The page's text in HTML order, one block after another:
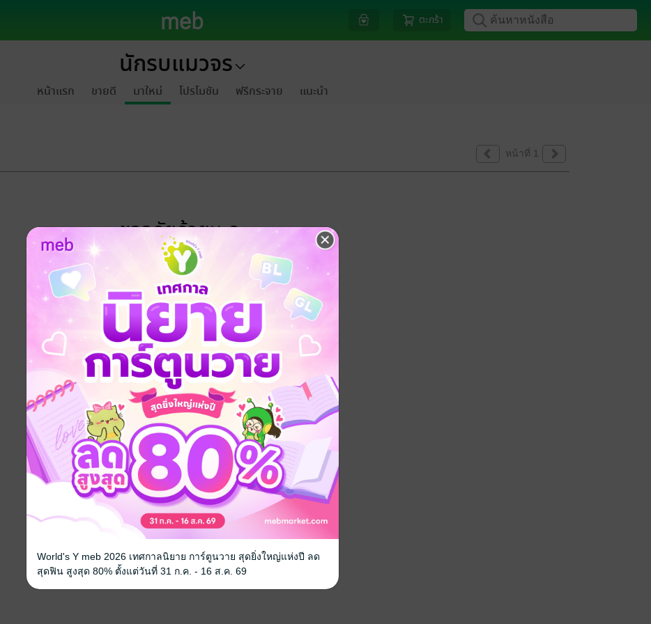
ตะกร้า
นักรบแมวจร
หน้าแรก ขายดี มาใหม่ โปรโมชัน ฟรีกระจาย แนะนำ
หน้าที่ 1
ขออภัยด้วยนะคะ
ไม่พบข้อมูลในหัวข้อที่คุณกำลังชมค่ะ
World's Y meb 2026 เทศกาลนิยาย การ์ตูนวาย สุดยิ่งใหญ่แห่งปี ลด
สุดฟิน สูงสุด 80% ตั้งแต่วันที่ 31 ก.ค. - 16 ส.ค. 69